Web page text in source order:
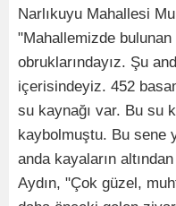
Narlıkuyu Mahallesi
"Mahallemizde
obruklarındayız. Şu
içerisindeyiz. 452
su kaynağı var. Bu su
kaybolmuştu. Bu sene
anda kayaların
Aydın, "Çok güzel,